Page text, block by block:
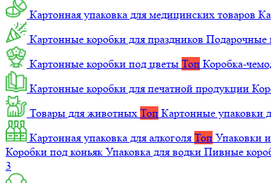
Картонная упаковка для медицинских товаров
Картонные коробки для праздников Подарочные
Картонные коробки под цветы Топ Коробка-
Картонные коробки для печатной продукции
Товары для животных Топ Картонные упаковки
Картонная упаковка для алкоголя Топ Упаковки
Коробки под коньяк Упаковка для водки Пивные
3